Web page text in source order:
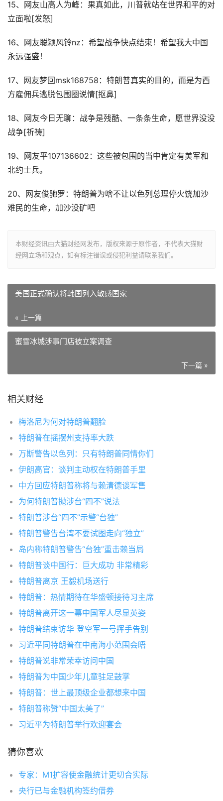
15、网友山高人为峰：果真如此，川普就站在世界和平的对
立面啦[发怒]
16、网友聪颖风铃nz：希望战争快点结束！希望我大中国
永远强盛！
17、网友梦回msk168758：特朗普真实的目的，而是为西
方雇佣兵逃脱包围圈说情[抠鼻]
18、网友今日无聊：战争是残酷、一条条生命，愿世界没没
战争[祈祷]
19、网友平107136602：这些被包围的当中肯定有美军和
北约士兵。
20、网友俊驰罗：特朗普为啥不让以色列总理停火饶加沙
难民的生命，加沙没矿吧
本财经资讯由大猫财经网发布，版权来源于原作者，不代表大猫财
经网立场和观点，如有标注错误或侵犯利益请联系我们。
美国正式确认将韩国列入敏感国家
« 上一篇
蜜雪冰城涉事门店被立案调查
下一篇 »
相关财经
梅洛尼为何对特朗普翻脸
特朗普在摇摆州支持率大跌
万斯警告以色列：只有特朗普同情你们
伊朗高官：谈判主动权在特朗普手里
中方回应特朗普称将与赖清德谈军售
为何特朗普抛涉台“四不”说法
特朗普涉台“四不”示警“台独”
特朗普警告台湾不要试图走向“独立”
岛内称特朗普警告“台独”重击赖当局
特朗普谈中国行：巨大成功 非常精彩
特朗普离京 王毅机场送行
特朗普：热情期待在华盛顿接待习主席
特朗普离开这一幕中国军人尽显英姿
特朗普结束访华 登空军一号挥手告别
习近平同特朗普在中南海小范围会晤
特朗普说非常荣幸访问中国
特朗普为中国少年儿童驻足鼓掌
特朗普：世上最顶级企业都想来中国
特朗普称赞“中国太美了”
习近平为特朗普举行欢迎宴会
猜你喜欢
专家：M1扩容使金融统计更切合实际
央行已与金融机构签约借券